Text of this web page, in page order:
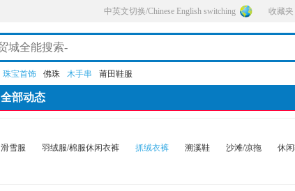
中英文切换/Chinese English switching 收藏夹
珠宝首饰 佛珠 木手串 莆田鞋服
全部动态
滑雪服 羽绒服/棉服休闲衣裤 抓绒衣裤 溯溪鞋 沙滩/凉拖 休